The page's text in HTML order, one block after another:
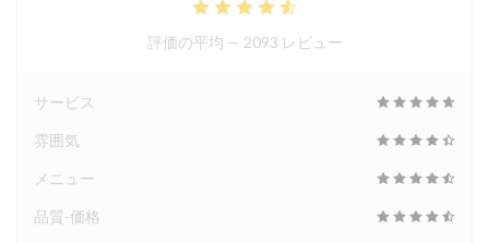
評価の平均 — 2093 レビュー
サービス
雰囲気
メニュー
品質-価格